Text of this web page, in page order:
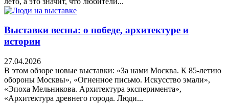
Выставки весны: о победе, архитектуре и
истории
27.04.2026
В этом обзоре новые выставки: «За нами Москва. К 85-летию
обороны Москвы», «Огненное письмо. Искусство эмали»,
«Эпоха Мельникова. Архитектура эксперимента»,
«Архитектура древнего города. Люди...